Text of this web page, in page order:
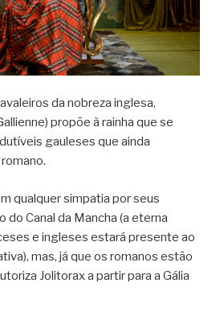
da nobreza inglesa,
propõe à rainha que se
gauleses que ainda
qualquer simpatia por seus
do Canal da Mancha (a eterna
e ingleses estará presente ao
mas, já que os romanos estão
Jolitorax a partir para a Gália